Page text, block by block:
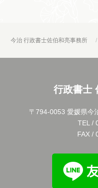
今治 行政書士佐伯和亮事務所
行政書士
〒794-0053 愛媛県今
TEL /
FAX /